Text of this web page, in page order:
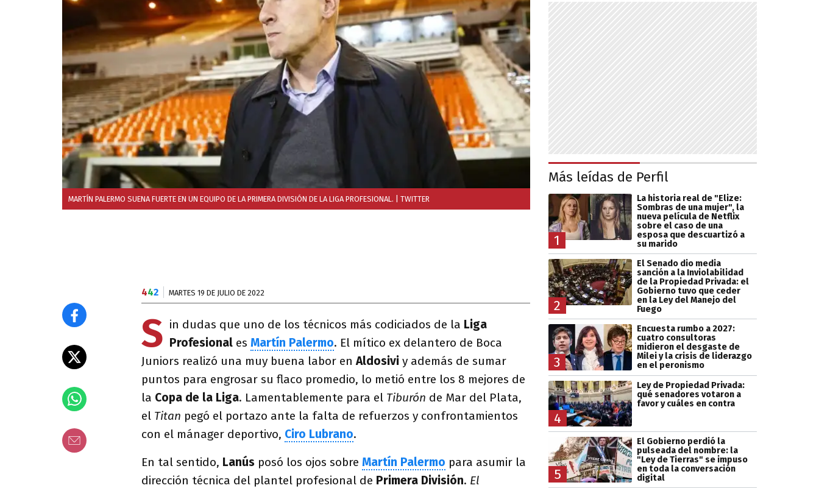
MARTÍN PALERMO SUENA FUERTE EN UN EQUIPO DE LA PRIMERA DIVISIÓN DE LA LIGA PROFESIONAL. | TWITTER
442 MARTES 19 DE JULIO DE 2022
S in dudas que uno de los técnicos más codiciados de la Liga
Profesional es Martín Palermo. El mítico ex delantero de Boca
Juniors realizó una muy buena labor enAldosivi y además de sumar
puntos para engrosar su flaco promedio, lo metió entre los 8 mejores de
la Copa de la Liga. Lamentablemente para el Tiburón de Mar del Plata,
el Titan pegó el portazo ante la falta de refuerzos y confrontamientos
con el mánager deportivo, Ciro Lubrano.
En tal sentido, Lanús posó los ojos sobre Martín Palermo para asumir la
dirección técnica del plantel profesional de Primera División. El
Más leídas de Perfil
1
La historia real de "Elize:
Sombras de una mujer", la
nueva película de Netflix
sobre el caso de una
esposa que descuartizó a
su marido
2
El Senado dio media
sanción a la Inviolabilidad
de la Propiedad Privada: el
Gobierno tuvo que ceder
en la Ley del Manejo del
Fuego
3
Encuesta rumbo a 2027:
cuatro consultoras
midieron el desgaste de
Milei y la crisis de liderazgo
en el peronismo
4
Ley de Propiedad Privada:
qué senadores votaron a
favor y cuáles en contra
5
El Gobierno perdió la
pulseada del nombre: la
"Ley de Tierras" se impuso
en toda la conversación
digital